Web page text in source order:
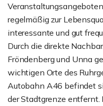
regelmäßig zur
interessante und gut
Durch die direkte
Fröndenberg und Unna
wichtigen Orte des
Autobahn A46 befindet
der Stadtgrenze